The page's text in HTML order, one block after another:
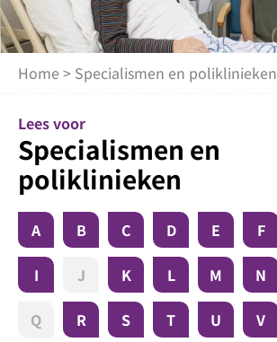
Home > Specialismen en poliklinieken
Lees voor
Specialismen en
poliklinieken
A B C D E F
I J K L M N
Q R S T U V